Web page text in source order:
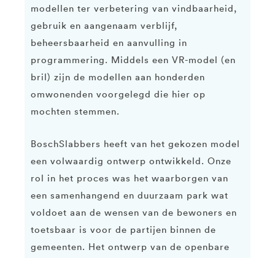
modellen ter verbetering van vindbaarheid,
gebruik en aangenaam verblijf,
beheersbaarheid en aanvulling in
programmering. Middels een VR-model (en
bril) zijn de modellen aan honderden
omwonenden voorgelegd die hier op
mochten stemmen.
BoschSlabbers heeft van het gekozen model
een volwaardig ontwerp ontwikkeld. Onze
rol in het proces was het waarborgen van
een samenhangend en duurzaam park wat
voldoet aan de wensen van de bewoners en
toetsbaar is voor de partijen binnen de
gemeenten. Het ontwerp van de openbare